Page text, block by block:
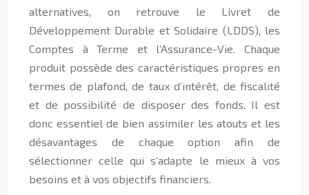
alternatives, on retrouve le Livret de
Développement Durable et Solidaire (LDDS), les
Comptes à Terme et l’Assurance-Vie. Chaque
produit possède des caractéristiques propres en
termes de plafond, de taux d’intérêt, de fiscalité
et de possibilité de disposer des fonds. Il est
donc essentiel de bien assimiler les atouts et les
désavantages de chaque option afin de
sélectionner celle qui s’adapte le mieux à vos
besoins et à vos objectifs financiers.